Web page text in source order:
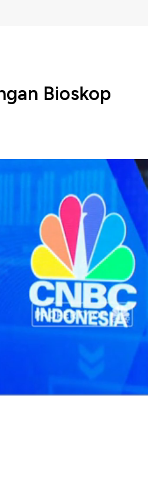
Bioskop
Film Negara atau PFN
Kemunculan film ini di tengah-
apa strategi PFN untuk
Utama Film Kuambil Lagi
(PFN), M. Abduh Aziz di Profit,
film